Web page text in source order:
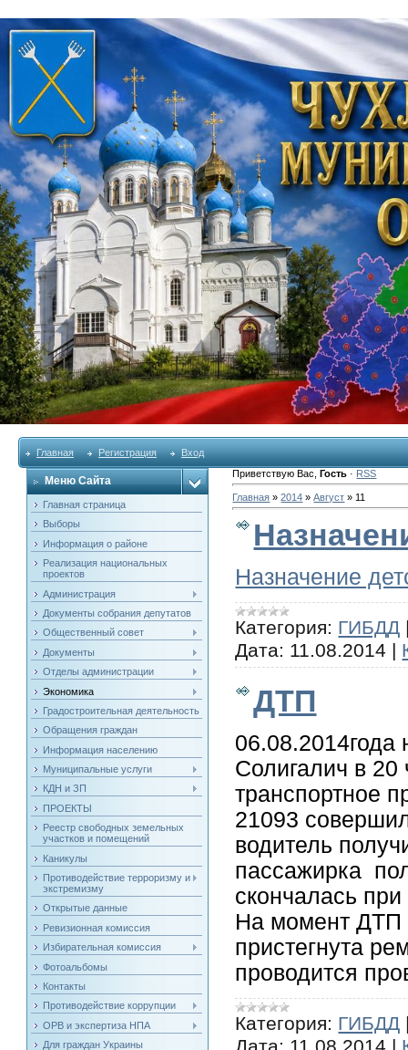
Главная Регистрация Вход
Меню Сайта
Главная страница
Выборы
Информация о районе
Реализация национальных
проектов
Администрация
Документы собрания депутатов
Общественный совет
Документы
Отделы администрации
Экономика
Градостроительная деятельность
Обращения граждан
Информация населению
Муниципальные услуги
КДН и ЗП
ПРОЕКТЫ
Реестр свободных земельных
участков и помещений
Каникулы
Противодействие терроризму и
экстремизму
Открытые данные
Ревизионная комиссия
Избирательная комиссия
Фотоальбомы
Контакты
Противодействие коррупции
ОРВ и экспертиза НПА
Для граждан Украины
Приветствую Вас ,Гость · RSS
Главная »2014 » Август » 11
Назначение
Категория: ГИБДД
Дата: 11.08.2014 |
ДТП
Солигалич в
транспортное
21093
водитель
пассажирка
скончалась
На момент ДТП
пристегнута
проводится
Категория: ГИБДД